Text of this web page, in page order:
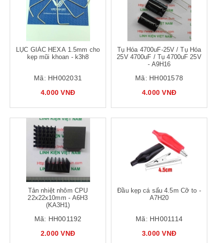
LỤC GIÁC HEXA 1.5mm cho
kẹp mũi khoan - k3h8
Mã: HH002031
4.000 VNĐ
Tụ Hóa 4700uF-25V / Tụ Hóa
25V 4700uF / Tụ 4700uF 25V
- A9H16
Mã: HH001578
4.000 VNĐ
Tản nhiệt nhôm CPU
22x22x10mm - A6H3
(KA3H1)
Mã: HH001192
2.000 VNĐ
Đầu kẹp cá sấu 4.5m Cỡ to -
A7H20
Mã: HH001114
3.000 VNĐ